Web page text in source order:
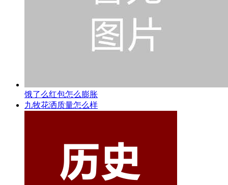
饿了么红包怎么膨胀
九牧花洒质量怎么样